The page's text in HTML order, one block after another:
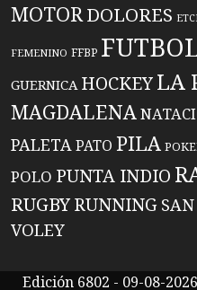
MOTORDOLORES
FEMENINO FFBP
GUERNICA HOCKEYLA
MAGDALENA
PALETAPATO PILA
POLO PUNTA INDIO
RUGBYRUNNING
VOLEY
Edición 6802 - 09-08-